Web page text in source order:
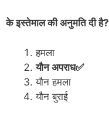
के इस्तेमाल की अनुमति दी है?
हमला
यौन अपराध✅
यौन हमला
यौन बुराई